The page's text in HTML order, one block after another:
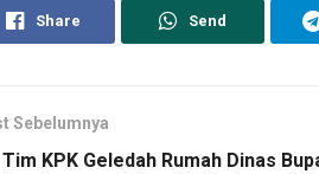
Share Send
Sebelumnya
Tim KPK Geledah Rumah Dinas